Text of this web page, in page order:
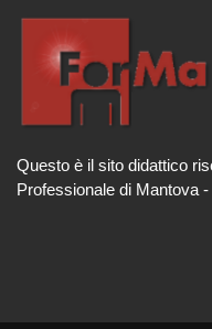
Questo è il sito didattico
Professionale di Mantova -